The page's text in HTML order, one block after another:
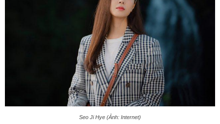
Seo Ji Hye (Ảnh: Internet)